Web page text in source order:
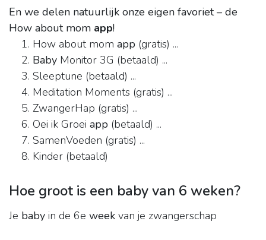
En we delen natuurlijk onze eigen favoriet – de
How about mom app!
How about mom app (gratis) ...
Baby Monitor 3G (betaald) ...
Sleeptune (betaald) ...
Meditation Moments (gratis) ...
ZwangerHap (gratis) ...
Oei ik Groei app (betaald) ...
SamenVoeden (gratis) ...
Kinder (betaald)
Hoe groot is een baby van 6 weken?
Je baby in de 6e week van je zwangerschap